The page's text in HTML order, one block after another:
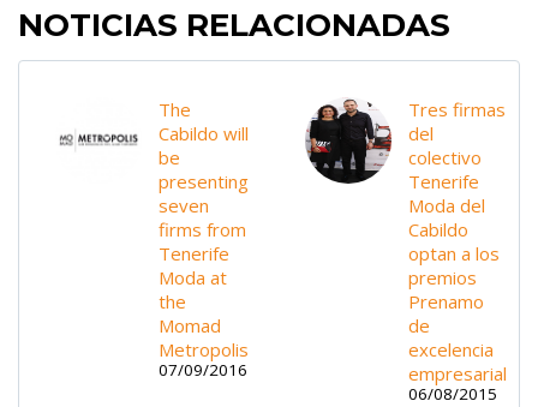
NOTICIAS RELACIONADAS
The
Cabildo will
be
presenting
seven
firms from
Tenerife
Moda at
the
Momad
Metropolis
07/09/2016
Tres firmas
del
colectivo
Tenerife
Moda del
Cabildo
optan a los
premios
Prenamo
de
excelencia
empresarial
06/08/2015